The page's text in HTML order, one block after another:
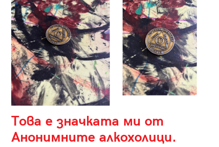
Това е значката ми от
Анонимните алкохолици.